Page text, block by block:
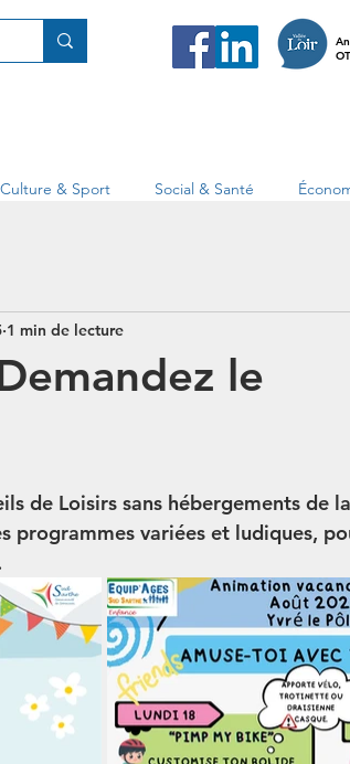
le
1 min de lecture
de Loisirs sans hébergements de
programmes variées et ludiques,
Culture & Sport Social & Santé